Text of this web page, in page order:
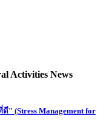
Activities News
(Stress Management for